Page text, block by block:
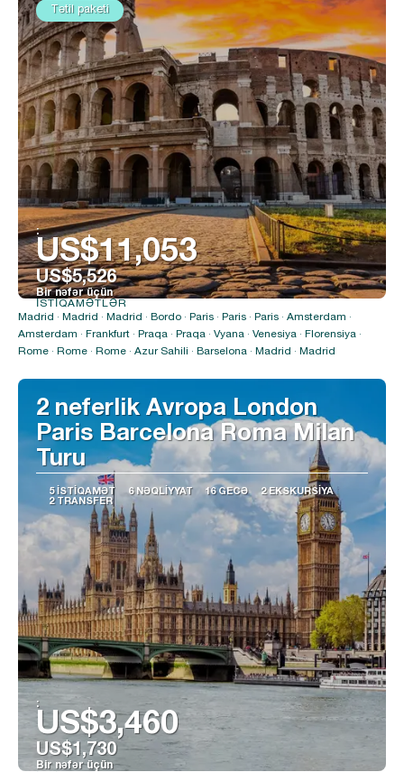
Tətil paketi
:
US$11,053
US$5,526
Bir nəfər üçün
Baxın
İSTIQAMƏTLƏR
Madrid · Madrid · Madrid · Bordo · Paris · Paris · Paris · Amsterdam ·
Amsterdam · Frankfurt · Praqa · Praqa · Vyana · Venesiya · Florensiya ·
Rome · Rome · Rome · Azur Sahili · Barselona · Madrid · Madrid
2 neferlik Avropa London
Paris Barcelona Roma Milan
Turu
5 İSTIQAMƏT 6 NƏQLIYYAT 16 GECƏ
2 EKSKURSIYA
2 TRANSFER
:
US$3,460
US$1,730
Bir nəfər üçün